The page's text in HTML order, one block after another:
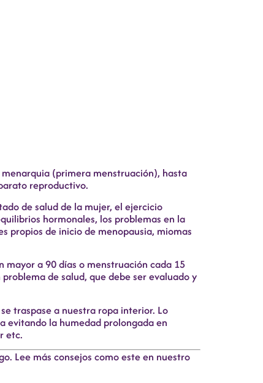
(primera menstruación), hasta
reproductivo.
de salud de la mujer, el ejercicio
hormonales, los problemas en la
propios de inicio de menopausia, miomas
a 90 días o menstruación cada 15
de salud, que debe ser evaluado y
traspase a nuestra ropa interior. Lo
evitando la humedad prolongada en
etc.
Lee más consejos como este en nuestro